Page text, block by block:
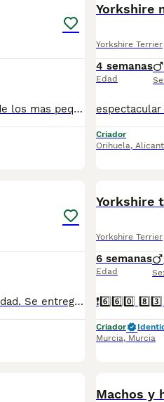
disponible estupenda camada de yorkshire terrier de los mas pequeños en esta raza de los mas toys que podeis encontrar estan vacunados desprasitado y con la cartilla del veterinario hacemos envio a toda españa con posibilidad de contrarembolso llamanos y te informamos cachorros criado en ambiente familiar todos nuestros cachorros van con contrato
Yorkshire
Yorkshire Terrier
4 semanas
Edad
Criador
Orihuela,
PRECIO REAL! Excelentes yorkshire con mucha calidad. Se entregan vacunados, desparasitados y con su cartilla veterinaria
Yorkshire
Yorkshire Terrier
6 semanas
Edad
Criador
Murcia, Murcia
Machos y